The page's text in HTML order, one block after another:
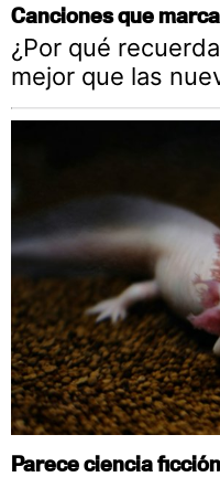
Canciones que
¿Por qué
mejor que las
Parece ciencia ficción